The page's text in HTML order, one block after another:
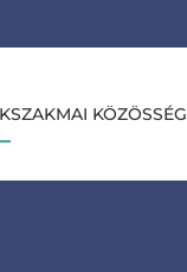
SZAKMAI KÖZÖSSÉG